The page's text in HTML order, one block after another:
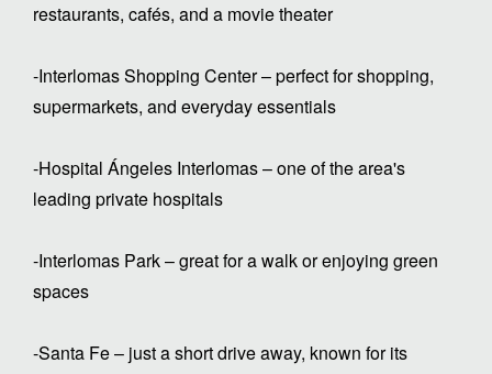
restaurants, cafés, and a movie theater
-Interlomas Shopping Center – perfect for shopping,
supermarkets, and everyday essentials
-Hospital Ángeles Interlomas – one of the area's
leading private hospitals
-Interlomas Park – great for a walk or enjoying green
spaces
-Santa Fe – just a short drive away, known for its